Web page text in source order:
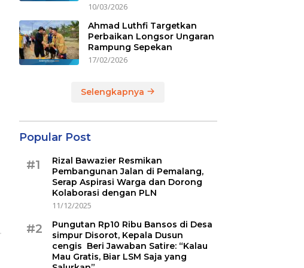
10/03/2026
Ahmad Luthfi Targetkan
Perbaikan Longsor Ungaran
Rampung Sepekan
17/02/2026
Selengkapnya
Popular Post
#1
Rizal Bawazier Resmikan
Pembangunan Jalan di Pemalang,
Serap Aspirasi Warga dan Dorong
Kolaborasi dengan PLN
11/12/2025
#2
Pungutan Rp10 Ribu Bansos di Desa
simpur Disorot, Kepala Dusun
cengis Beri Jawaban Satire: “Kalau
Mau Gratis, Biar LSM Saja yang